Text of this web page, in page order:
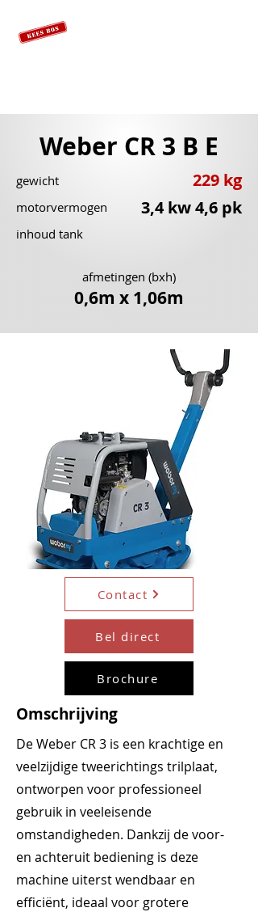
Weber CR 3 B E
gewicht 229 kg
motorvermogen 3,4 kw 4,6 pk
inhoud tank
afmetingen (bxh)
0,6m x 1,06m
Contact
Bel direct
Brochure
Omschrijving
De Weber CR 3 is een krachtige en
veelzijdige tweerichtings trilplaat,
ontworpen voor professioneel
gebruik in veeleisende
omstandigheden. Dankzij de voor-
en achteruit bediening is deze
machine uiterst wendbaar en
efficiënt, ideaal voor grotere